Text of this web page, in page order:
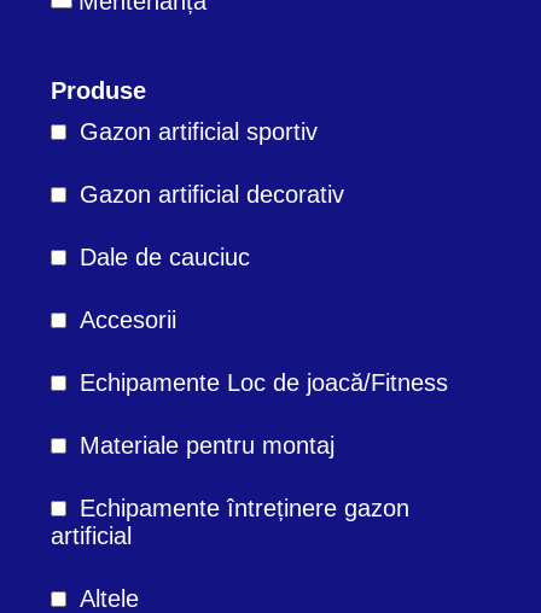
Produse
Gazon artificial sportiv
Gazon artificial decorativ
Dale de cauciuc
Accesorii
Echipamente Loc de joacă/Fitness
Materiale pentru montaj
Echipamente întreținere gazon
artificial
Altele